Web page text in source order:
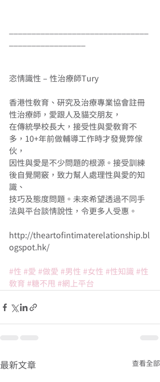
恣情識性 – 性治療師Tury
香港性教育、研究及治療專業協會註冊
性治療師，愛跟人及貓交朋友，
在傳統學校長大，接受性與愛教育不
多，10+年前做輔導工作時才發覺弊傢
伙，
因性與愛是不少問題的根源。接受訓練
後自覺開竅，致力幫人處理性與愛的知
識、
技巧及態度問題。未來希望透過不同手
法與平台談情說性，令更多人受惠。
http://theartofintimaterelationship.bl
ogspot.hk/
#性 #愛 #做愛 #男性 #女性 #性知識 #性
教育 #糖不甩 #網上平台
最新文章 查看全部